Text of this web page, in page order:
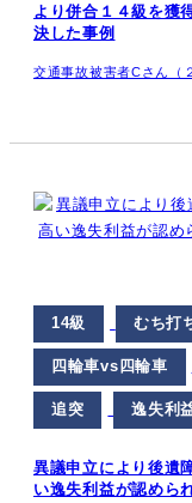
より併合１４級を獲
決した事例
交通事故被害者Cさん（
14級 むち打
四輪車vs四輪車
追突 逸失利
異議申立により後遺
い逸失利益が認めら